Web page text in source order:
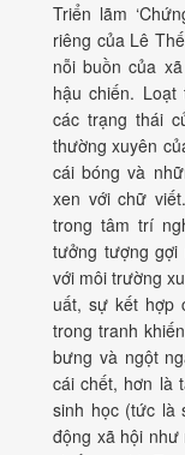
Triển lãm
riêng của Lê
nỗi buồn của
hậu chiến.
các trạng thái
thường xuyên
cái bóng và
xen với chữ
trong tâm trí
tưởng tượng gợi
với môi trường
uất, sự kết hợp
trong tranh
bưng và ngột
cái chết, hơn là
sinh học (tức là
động xã hội như